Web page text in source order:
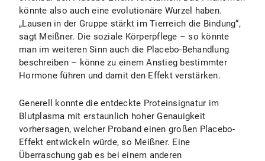
könnte also auch eine evolutionäre Wurzel haben.
„Lausen in der Gruppe stärkt im Tierreich die Bindung“,
sagt Meißner. Die soziale Körperpflege – so könnte
man im weiteren Sinn auch die Placebo-Behandlung
beschreiben – könne zu einem Anstieg bestimmter
Hormone führen und damit den Effekt verstärken.
Generell konnte die entdeckte Proteinsignatur im
Blutplasma mit erstaunlich hoher Genauigkeit
vorhersagen, welcher Proband einen großen Placebo-
Effekt entwickeln würde, so Meißner. Eine
Überraschung gab es bei einem anderen